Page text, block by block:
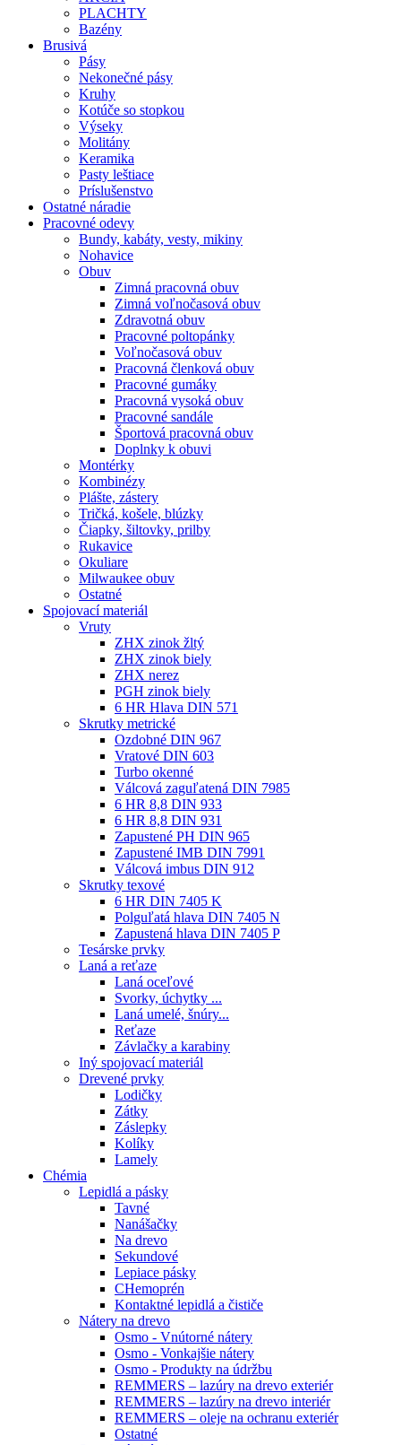
PLACHTY
Bazény
Brusivá
Pásy
Nekonečné pásy
Kruhy
Kotúče so stopkou
Výseky
Molitány
Keramika
Pasty leštiace
Príslušenstvo
Ostatné náradie
Pracovné odevy
Bundy, kabáty, vesty, mikiny
Nohavice
Obuv
Zimná pracovná obuv
Zimná voľnočasová obuv
Zdravotná obuv
Pracovné poltopánky
Voľnočasová obuv
Pracovná členková obuv
Pracovné gumáky
Pracovná vysoká obuv
Pracovné sandále
Športová pracovná obuv
Doplnky k obuvi
Montérky
Kombinézy
Plášte, zástery
Tričká, košele, blúzky
Čiapky, šiltovky, prilby
Rukavice
Okuliare
Milwaukee obuv
Ostatné
Spojovacímateriál
Vruty
ZHX zinok žltý
ZHX zinok biely
ZHX nerez
PGH zinok biely
6 HR Hlava DIN 571
Skrutky metrické
Ozdobné DIN 967
Vratové DIN 603
Turbo okenné
Válcová zaguľatená DIN 7985
6 HR 8,8 DIN 933
6 HR 8,8 DIN 931
Zapustené PH DIN 965
Zapustené IMB DIN 7991
Válcová imbus DIN 912
Skrutky texové
6 HR DIN 7405 K
Polguľatá hlava DIN 7405 N
Zapustená hlava DIN 7405 P
Tesárske prvky
Laná a reťaze
Laná oceľové
Svorky, úchytky ...
Laná umelé, šnúry...
Reťaze
Závlačky a karabiny
Iný spojovací materiál
Drevené prvky
Lodičky
Zátky
Záslepky
Kolíky
Lamely
Chémia
Lepidlá a pásky
Tavné
Nanášačky
Na drevo
Sekundové
Lepiace pásky
CHemoprén
Kontaktné lepidlá a čističe
Nátery na drevo
Osmo - Vnútorné nátery
Osmo - Vonkajšie nátery
Osmo - Produkty na údržbu
REMMERS – lazúry na drevo exteriér
REMMERS – lazúry na drevo interiér
REMMERS – oleje na ochranu exteriér
Ostatné